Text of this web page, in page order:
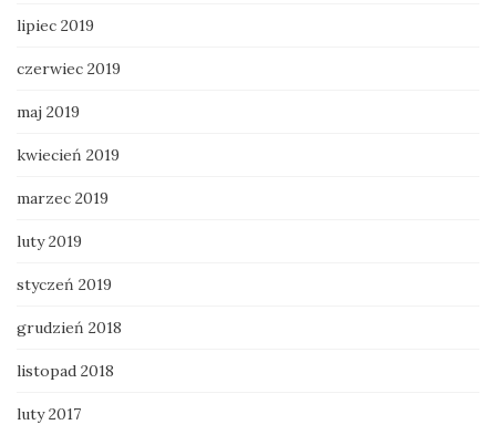
lipiec 2019
czerwiec 2019
maj 2019
kwiecień 2019
marzec 2019
luty 2019
styczeń 2019
grudzień 2018
listopad 2018
luty 2017